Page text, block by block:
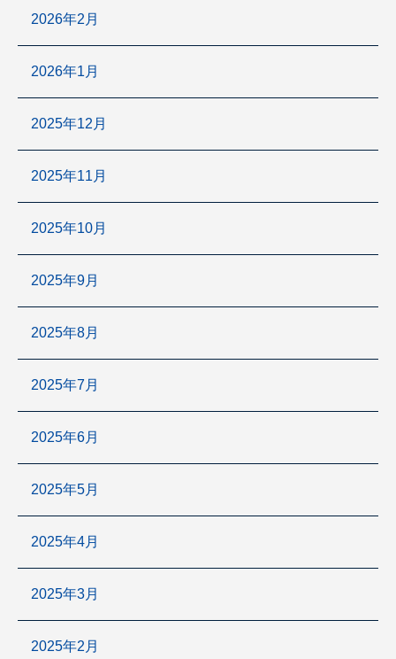
2026年2月
2026年1月
2025年12月
2025年11月
2025年10月
2025年9月
2025年8月
2025年7月
2025年6月
2025年5月
2025年4月
2025年3月
2025年2月